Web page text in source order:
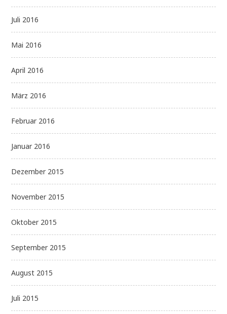
Juli 2016
Mai 2016
April 2016
März 2016
Februar 2016
Januar 2016
Dezember 2015
November 2015
Oktober 2015
September 2015
August 2015
Juli 2015